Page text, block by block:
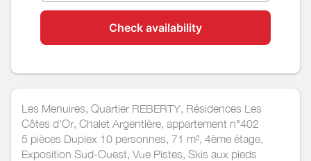
Check availability
Les Menuires, Quartier REBERTY, Résidences Les
Côtes d'Or, Chalet Argentière, appartement n°402
5 pièces Duplex 10 personnes, 71 m², 4ème étage,
Exposition Sud-Ouest, Vue Pistes, Skis aux pieds